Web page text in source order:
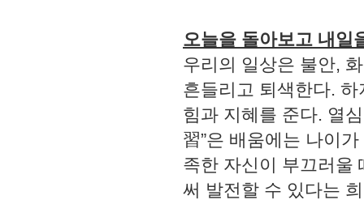
오늘을 돌아보고 내일
우리의 일상은 불안,
흔들리고 퇴색한다.
힘과 지혜를 준다. 열
習”은 배움에는 나이
족한 자신이 부끄러울
써 발전할 수 있다는